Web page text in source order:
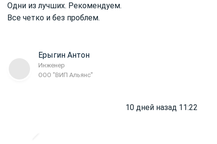
Одни из лучших. Рекомендуем.
Все четко и без проблем.
Ерыгин Антон
Инженер
ООО "ВИП Альянс"
10 дней назад 11:22